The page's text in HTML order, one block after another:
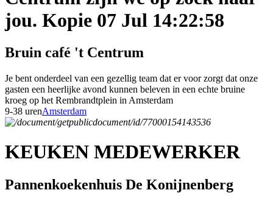
jou. Kopie 07 Jul 14:22:58
Bruin café 't Centrum
Je bent onderdeel van een gezellig team dat er voor zorgt dat onze
gasten een heerlijke avond kunnen beleven in een echte bruine
kroeg op het Rembrandtplein in Amsterdam
9-38 urenAmsterdam
KEUKEN MEDEWERKER
Pannenkoekenhuis De Konijnenberg